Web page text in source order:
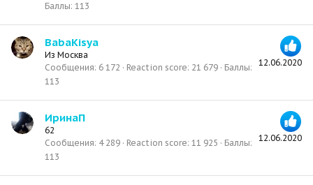
Баллы 113
12.06.2020
BabaKisya
Из Москва
Сообщения 6 172 Reaction score 21 679
Баллы
113
12.06.2020
ИринаП
62
Сообщения 4 289 Reaction score 11 925
Баллы
113